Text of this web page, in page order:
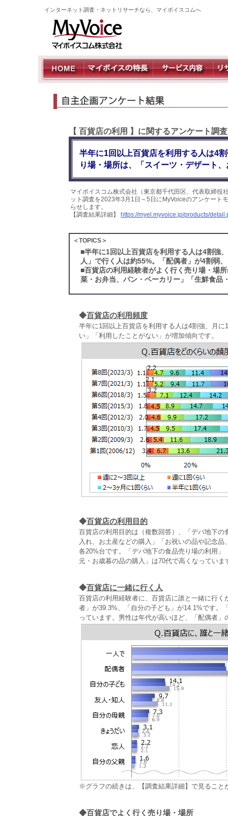
インターネット調査・ネットリサーチなら、マイボイスコムへ
【 百貨店の利用 】に関するアンケート調
半年に1回以上百貨店を利用する人は4
り場・場所は、「スイーツ・デザート
マイボイスコム株式会社（東京都千代田区、代表取締
ット調査を2023年3月1日～5日にMyVoiceのアンケート
らせします。
【調査結果詳細】
https://myel.myvoice.jp/products/
＜TOPICS＞
■半年に1回以上百貨店を利用する人は4割強
人」で行く人は約55%。「配偶者」が4割弱
■百貨店の利用経験者がよく行く売り場・場
菜・お弁当、パン・ベーカリー」「生鮮食品
◆百貨店の利用頻度
半年に1回以上百貨店を利用する人は4割強、月
い」「利用したことがない」が増加傾向です。
◆百貨店の利用目的
百貨店の利用目的は（複数回答）、「デパ地下
入れ、お土産などの購入」「お祝いの品や記念
各20%台です。「デパ地下の食品売り場の利用
元・お歳暮の品の購入」は70代で高くなっていま
◆百貨店に一緒に行く人
百貨店の利用経験者に、百貨店に誰と一緒に行
者」が39.3%、「自分の子ども」が14.1%です。
っています。男性は年代が高いほど、「配偶者」
※グラフの続きは、【調査結果詳細】で見ること
◆百貨店でよく行く売り場・場所